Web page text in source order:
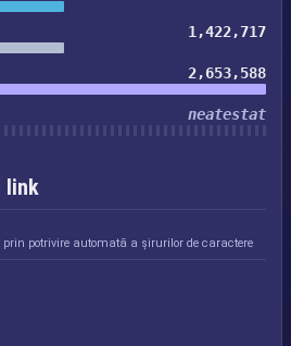
1,422,717
2,653,588
neatestat
link
potrivire automată a șirurilor de caractere